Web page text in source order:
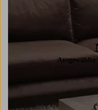
Ausgewählte